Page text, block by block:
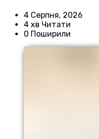
4 Серпня, 2026
4 хв Читати
0 Поширили